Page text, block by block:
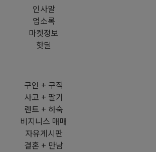
인사말
업소록
마켓정보
핫딜
구인 + 구직
사고 + 팔기
렌트 + 하숙
비지니스 매매
자유게시판
결혼 + 만남